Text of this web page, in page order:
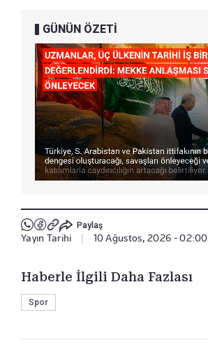
GÜNÜN ÖZETİ
Paylaş
Yayın Tarihi 10 Ağustos, 2026 - 02:00
Haberle İlgili Daha Fazlası
Spor